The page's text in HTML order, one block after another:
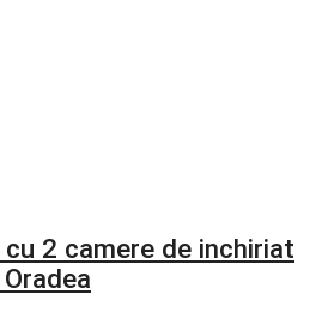
2 camere de inchiriat